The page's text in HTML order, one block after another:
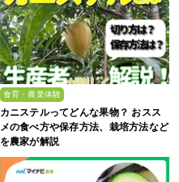
食育・農業体験
カニステルってどんな果物？ おスス
メの食べ方や保存方法、栽培方法など
を農家が解説